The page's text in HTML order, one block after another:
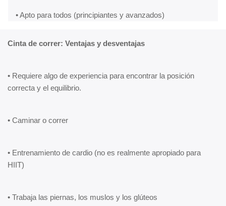
• Apto para todos (principiantes y avanzados)
Cinta de correr: Ventajas y desventajas
• Requiere algo de experiencia para encontrar la posición
correcta y el equilibrio.
• Caminar o correr
• Entrenamiento de cardio (no es realmente apropiado para
HIIT)
• Trabaja las piernas, los muslos y los glúteos